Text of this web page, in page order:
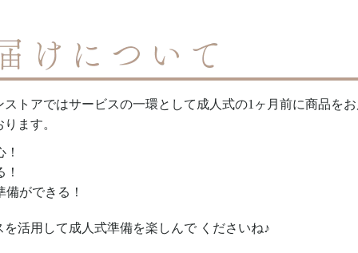
トアではサービスの一環として成人式の1ヶ月前に商品を
ます。
ができる！
活用して成人式準備を楽しんで くださいね♪